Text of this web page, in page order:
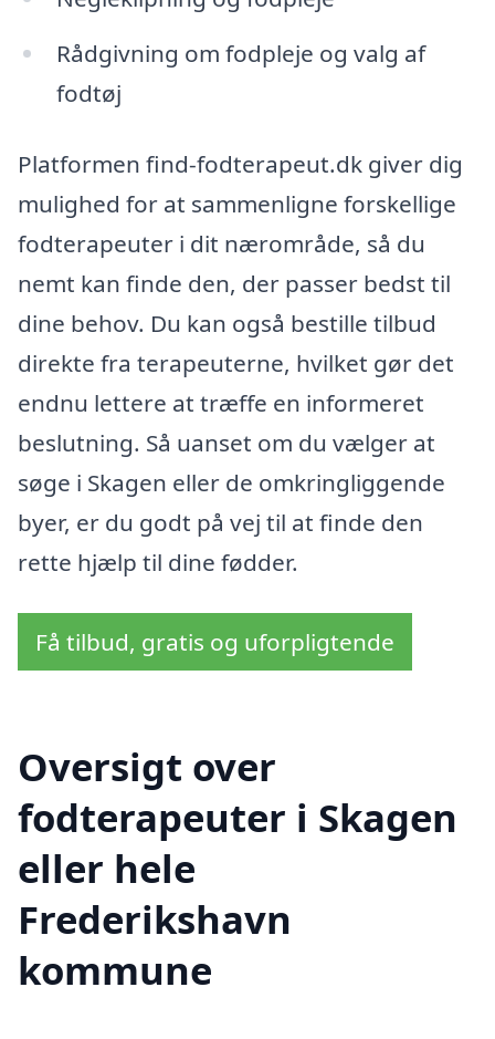
Rådgivning om fodpleje og valg af
fodtøj
Platformen find-fodterapeut.dk giver dig
mulighed for at sammenligne forskellige
fodterapeuter i dit nærområde, så du
nemt kan finde den, der passer bedst til
dine behov. Du kan også bestille tilbud
direkte fra terapeuterne, hvilket gør det
endnu lettere at træffe en informeret
beslutning. Så uanset om du vælger at
søge i Skagen eller de omkringliggende
byer, er du godt på vej til at finde den
rette hjælp til dine fødder.
Få tilbud, gratis og uforpligtende
Oversigt over
fodterapeuter i Skagen
eller hele
Frederikshavn
kommune